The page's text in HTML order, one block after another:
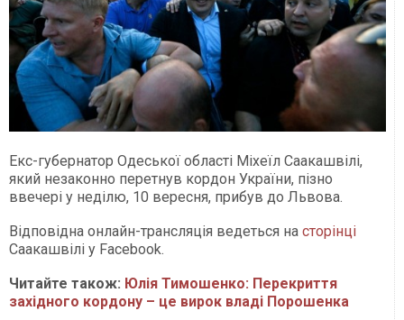
Екс-губернатор Одеської області Міхеїл Саакашвілі,
який незаконно перетнув кордон України, пізно
ввечері у неділю, 10 вересня, прибув до Львова.
Відповідна онлайн-трансляція ведеться на сторінці
Саакашвілі у Facebook.
Читайте також: Юлія Тимошенко: Перекриття
західного кордону – це вирок владі Порошенка